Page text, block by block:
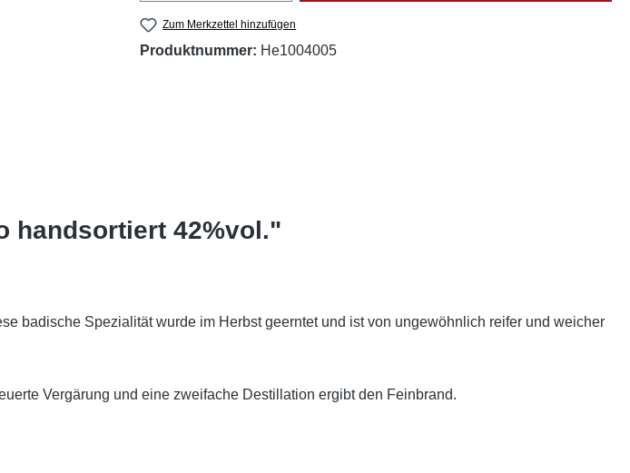
Zum Merkzettel hinzufügen
Produktnummer: He1004005
handsortiert 42%vol."
badische Spezialität wurde im Herbst geerntet und ist von ungewöhnlich reifer und weicher
Vergärung und eine zweifache Destillation ergibt den Feinbrand.